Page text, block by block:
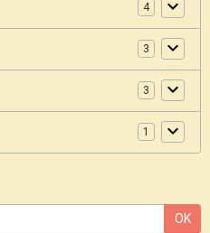
4
3
3
1
OK